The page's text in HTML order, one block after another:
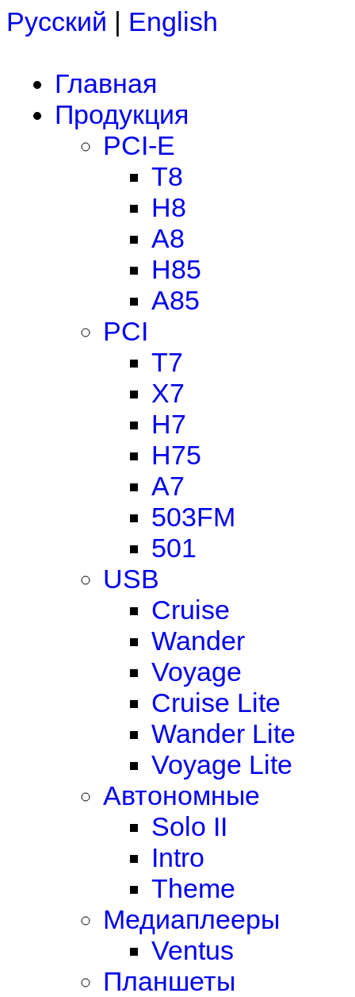
Русский | English
Главная
Продукция
PCI-E
T8
H8
A8
H85
A85
PCI
T7
X7
H7
H75
A7
503FM
501
USB
Cruise
Wander
Voyage
Cruise Lite
Wander Lite
Voyage Lite
Автономные
Solo II
Intro
Theme
Медиаплееры
Ventus
Планшеты